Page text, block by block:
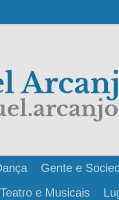
Gente e
Teatro e Musicais